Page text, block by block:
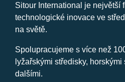
Sitour International je největší
technologické inovace ve
na světě.
Spolupracujeme s více než
lyžařskými středisky,
dalšími.